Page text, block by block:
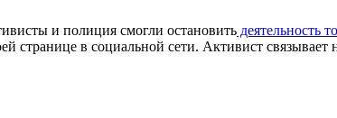
и полиция смогли остановить деятельность
в социальной сети. Активист связывает